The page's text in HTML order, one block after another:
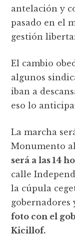
antelación y
pasado en el
gestión
El cambio
algunos
iban a
eso lo
La marcha
Monumento
será a las 14
calle
la cúpula
gobernadores
foto con el
Kicillof.